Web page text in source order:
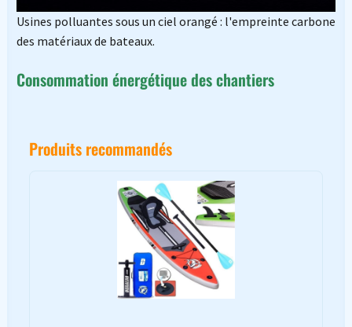
Usines polluantes sous un ciel orangé : l'empreinte carbone
des matériaux de bateaux.
Consommation énergétique des chantiers
Produits recommandés